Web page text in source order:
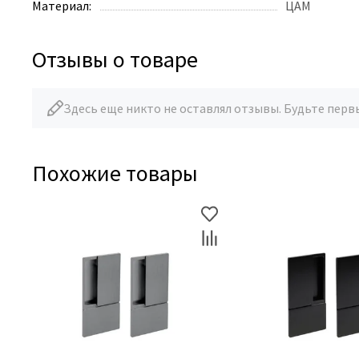
Материал: ЦАМ
Отзывы о товаре
Здесь еще никто не оставлял отзывы. Будьте
Похожие товары